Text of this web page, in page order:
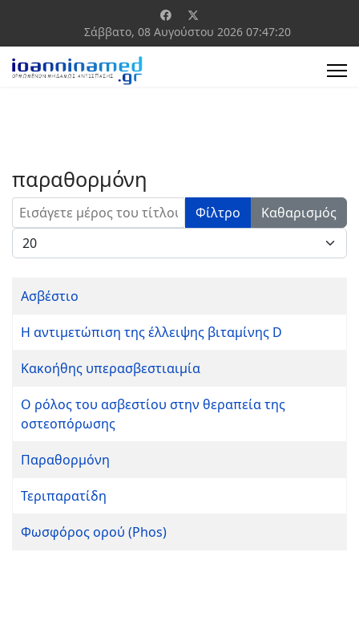
Σάββατο, 08 Αυγούστου 2026 07:47:20
παραθορμόνη
Εισάγετε μέρος του τίτλου. Φίλτρο
Καθαρισμός
Εμφάνιση #
Ασβέστιο
Η αντιμετώπιση της έλλειψης βιταμίνης D
Κακοήθης υπερασβεστιαιμία
Ο ρόλος του ασβεστίου στην θεραπεία της
οστεοπόρωσης
Παραθορμόνη
Τεριπαρατίδη
Φωσφόρος ορού (Phos)